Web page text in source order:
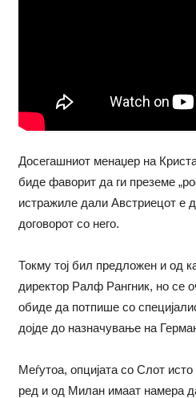
Досегашниот менаџер на
биде фаворит да ги преземе
истражиле дали Австриецот е
договорот со него.
Токму тој бил предложен и од
директор Ралф Рангник, но се
обиде да потпише со
дојде до назначување на
Меѓутоа, опцијата со Слот
ред и од Милан имаат намера